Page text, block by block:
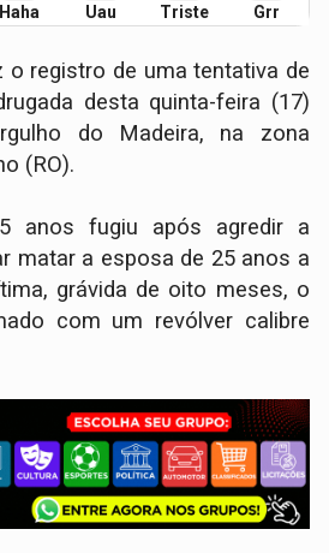
Haha Uau Triste Grr
registro de uma tentativa de
desta quinta-feira (17)
do Madeira, na zona
(RO).
anos fugiu após agredir a
matar a esposa de 25 anos a
grávida de oito meses, o
com um revólver calibre